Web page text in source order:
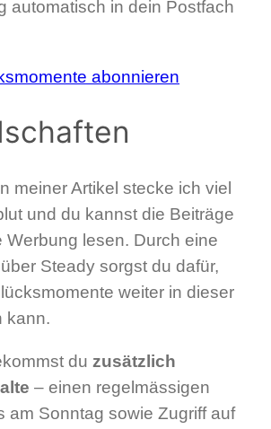
automatisch in dein Postfach
abonnieren
meiner Artikel stecke ich viel
und du kannst die Beiträge
Werbung lesen. Durch eine
Steady sorgst du dafür,
weiter in dieser
kann.
du zusätzlich
– einen regelmässigen
am Sonntag sowie Zugriff auf